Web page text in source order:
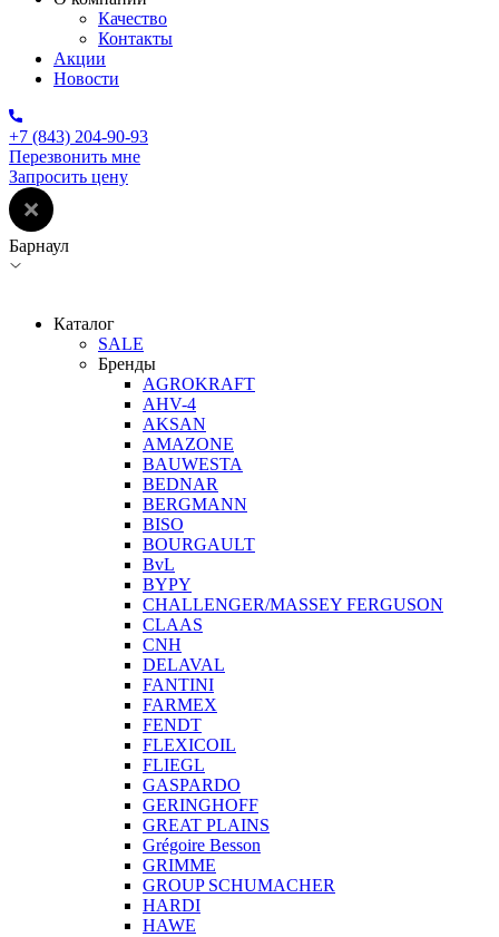
Качество
Контакты
Акции
Новости
+7 (843) 204-90-93
Перезвонить мне
Запросить цену
Барнаул
Каталог
SALE
Бренды
AGROKRAFT
AHV-4
AKSAN
AMAZONE
BAUWESTA
BEDNAR
BERGMANN
BISO
BOURGAULT
BvL
BYPY
CHALLENGER/MASSEY FERGUSON
CLAAS
CNH
DELAVAL
FANTINI
FARMEX
FENDT
FLEXICOIL
FLIEGL
GASPARDO
GERINGHOFF
GREAT PLAINS
Grégoire Besson
GRIMME
GROUP SCHUMACHER
HARDI
HAWE